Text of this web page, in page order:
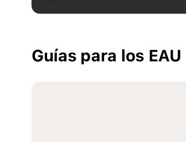
Guías para los EAU